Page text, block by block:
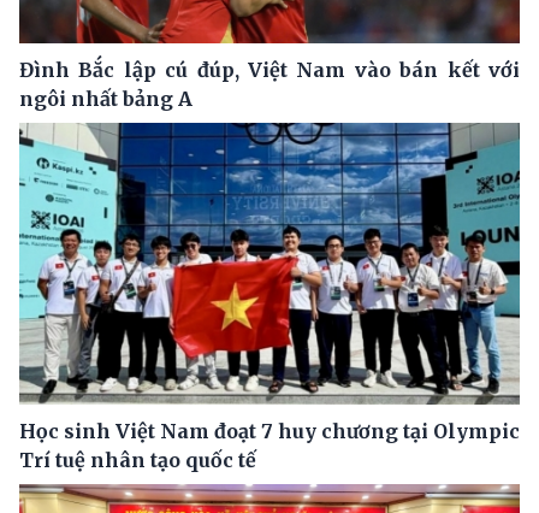
Đình Bắc lập cú đúp, Việt Nam vào bán kết với
ngôi nhất bảng A
Học sinh Việt Nam đoạt 7 huy chương tại Olympic
Trí tuệ nhân tạo quốc tế